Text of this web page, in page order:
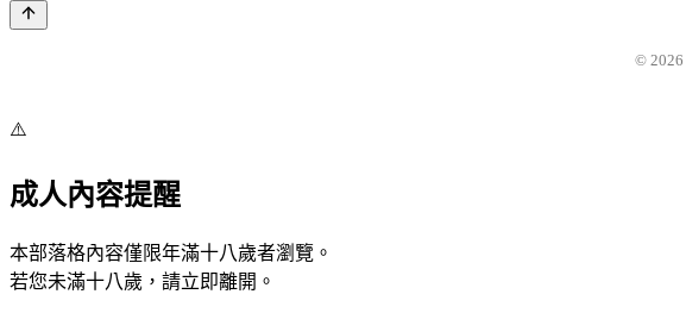
© 2026
⚠️
成人內容提醒
本部落格內容僅限年滿十八歲者瀏覽。
若您未滿十八歲，請立即離開。